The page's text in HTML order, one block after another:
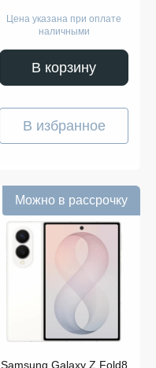
Цена указана при оплате
наличными
В корзину
В избранное
Можно в рассрочку
Samsung Galaxy Z Fold8